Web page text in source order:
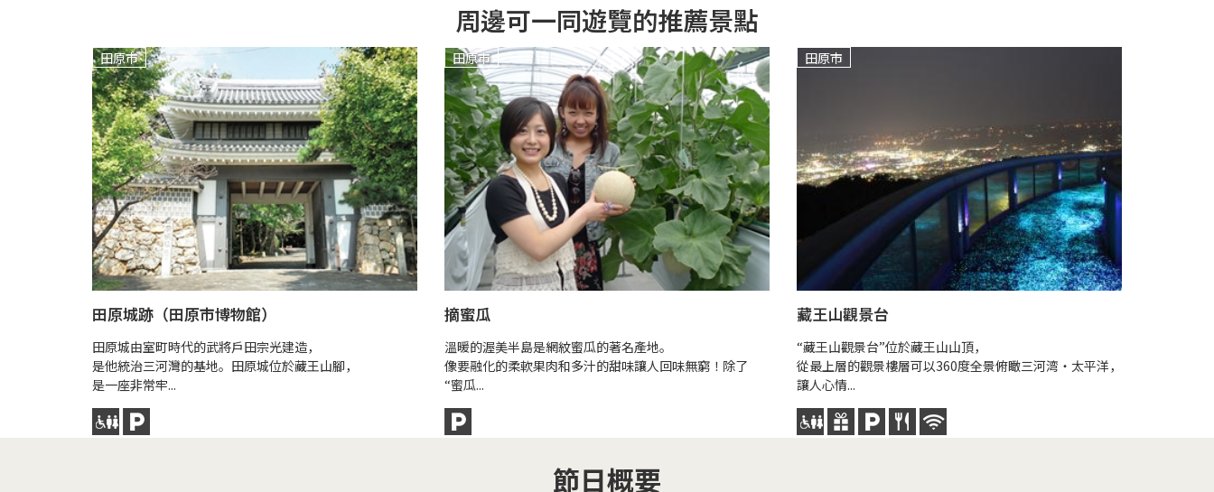
周邊可一同遊覽的推薦景點
田原市
田原城跡（田原市博物館）
田原城由室町時代的武將戶田宗光建造，
是他統治三河灣的基地。田原城位於藏王山腳，
是一座非常牢...
田原市
摘蜜瓜
溫暖的渥美半島是網紋蜜瓜的著名產地。
像要融化的柔軟果肉和多汁的甜味讓人回味無窮！除了
“蜜瓜...
田原市
藏王山觀景台
“藏王山觀景台”位於藏王山山頂，
從最上層的觀景樓層可以360度全景俯瞰三河湾・太平洋，
讓人心情...
節日概要